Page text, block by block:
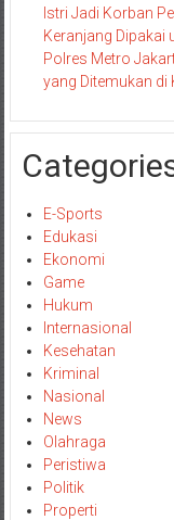
Istri Jadi Korban
Keranjang Dipakai
Polres Metro
yang Ditemukan di
E-Sports
Edukasi
Ekonomi
Game
Hukum
Internasional
Kesehatan
Kriminal
Nasional
News
Olahraga
Peristiwa
Politik
Properti